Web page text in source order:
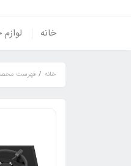
خانه
خانه فهرست